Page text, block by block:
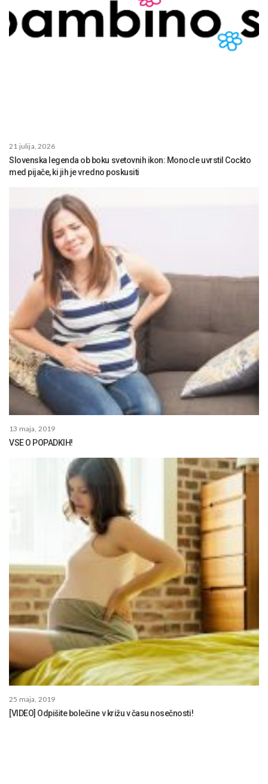
21 julija, 2026
Slovenska legenda ob boku svetovnih ikon: Monocle uvrstil Cockto
med pijače, ki jih je vredno poskusiti
13 maja, 2019
VSE O POPADKIH!
25 maja, 2019
[VIDEO] Odpišite bolečine v križu v času nosečnosti!